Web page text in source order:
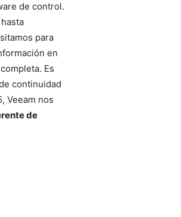
de control.
para
en
Es
continuidad
Veeam nos
de